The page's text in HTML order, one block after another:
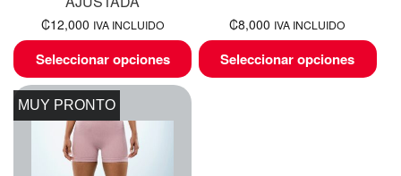
₡12,000 IVA INCLUIDO
Seleccionar opciones
₡8,000 IVA INCLUIDO
Seleccionar opciones
MUY PRONTO